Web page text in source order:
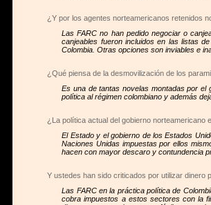
¿Y por los agentes norteamericanos retenidos
Las FARC no han pedido negociar o
canjeables fueron incluidos en las listas
Colombia. Otras opciones son inviables e
¿Qué piensa de la desmovilización de los
Es una de tantas novelas montadas por el
política al régimen colombiano y además
¿La política actual del gobierno norteamericano
El Estado y el gobierno de los Estados
Naciones Unidas impuestas por ellos
hacen con mayor descaro y contundencia
Y ustedes han sido criticados por utilizar dinero
Las FARC en la práctica política de
cobra impuestos a estos sectores con la